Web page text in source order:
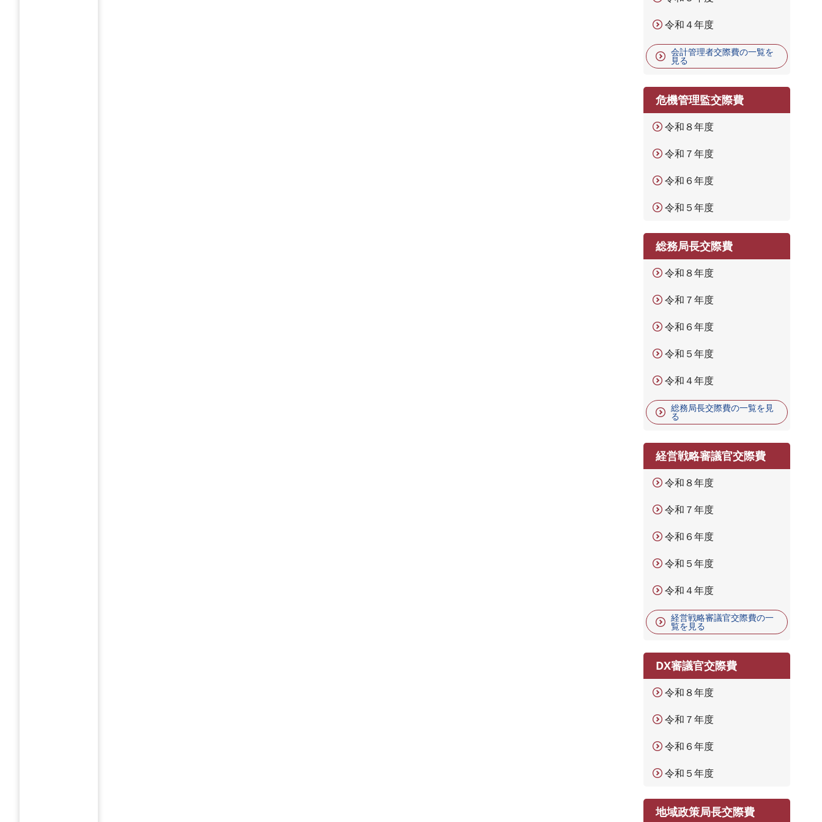
令和４年度
会計管理者交際費の一覧を
見る
危機管理監交際費
令和８年度
令和７年度
令和６年度
令和５年度
総務局長交際費
令和８年度
令和７年度
令和６年度
令和５年度
令和４年度
総務局長交際費の一覧を見
る
経営戦略審議官交際費
令和８年度
令和７年度
令和６年度
令和５年度
令和４年度
経営戦略審議官交際費の一
覧を見る
DX審議官交際費
令和８年度
令和７年度
令和６年度
令和５年度
地域政策局長交際費